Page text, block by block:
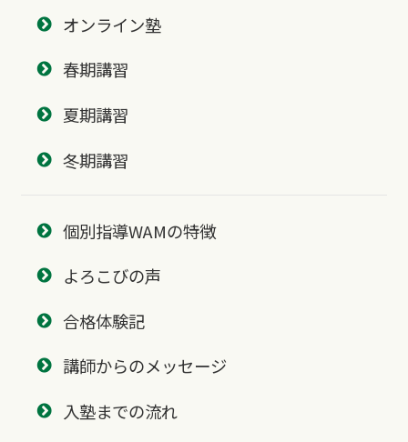
オンライン塾
春期講習
夏期講習
冬期講習
個別指導WAMの特徴
よろこびの声
合格体験記
講師からのメッセージ
入塾までの流れ